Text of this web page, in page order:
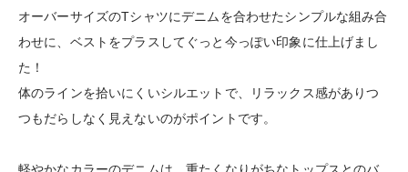
オーバーサイズのTシャツにデニムを合わせたシンプルな組み合
わせに、ベストをプラスしてぐっと今っぽい印象に仕上げまし
た！
体のラインを拾いにくいシルエットで、リラックス感がありつ
つもだらしなく見えないのがポイントです。